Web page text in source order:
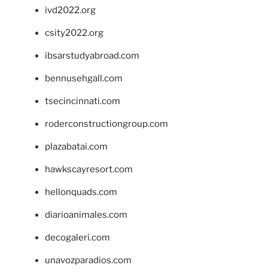
ivd2022.org
csity2022.org
ibsarstudyabroad.com
bennusehgall.com
tsecincinnati.com
roderconstructiongroup.com
plazabatai.com
hawkscayresort.com
hellonquads.com
diarioanimales.com
decogaleri.com
unavozparadios.com